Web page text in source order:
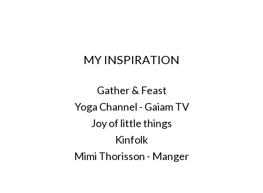
MY INSPIRATION
Gather & Feast
Yoga Channel - Gaiam TV
Joy of little things
Kinfolk
Mimi Thorisson - Manger